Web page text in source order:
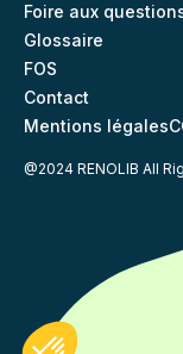
Foire aux
Glossaire
FOS
Contact
Mentions légales
@2024 RENOLIB All